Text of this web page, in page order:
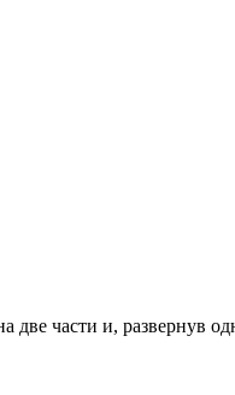
части и, развернув